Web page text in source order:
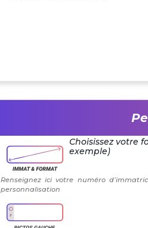
Choisissez votre
exemple)
Renseignez ici votre numéro
personnalisation